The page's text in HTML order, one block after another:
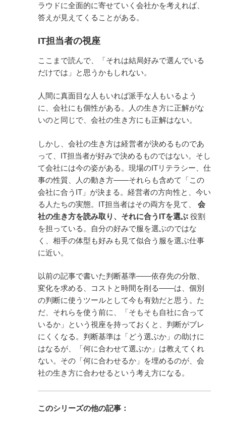
ラウドに全面的に寄せていく会社かを考えれば、
答えが見えてくることがある。
IT担当者の視座
ここまで読んで、「それは結局好みで選んでいる
だけでは」と思うかもしれない。
人間に真面目な人もいれば派手な人もいるよう
に、会社にも個性がある。人の生き方に正解がな
いのと同じで、会社の生き方にも正解はない。
しかし、会社の生き方は経営者が決めるものであ
って、IT担当者が好みで決めるものではない。そし
て会社には今の姿がある。現場のITリテラシー、仕
事の性質、人の動き方——それらも含めて「この
会社に合うIT」が決まる。経営者の方向性と、今い
る人たちの実態。IT担当者はその両方を見て、 会
社の生き方を読み取り、それに合うITを選ぶ 役割
を担っている。自分の好みで服を選ぶのではな
く、相手の体型も好みも見て似合う服を選ぶ仕事
に近い。
以前の記事で書いた判断基準——依存先の分散、
変化を求める、コストと時間を削る——は、個別
の判断に使うツールとして今も有効だと思う。た
だ、それらを使う前に、「そもそも自社に合って
いるか」という視座を持っておくと、判断がブレ
にくくなる。判断基準は「どう選ぶか」の助けに
はなるが、「何に合わせて選ぶか」は教えてくれ
ない。その「何に合わせるか」を埋めるのが、会
社の生き方に合わせるという考え方になる。
このシリーズの他の記事：